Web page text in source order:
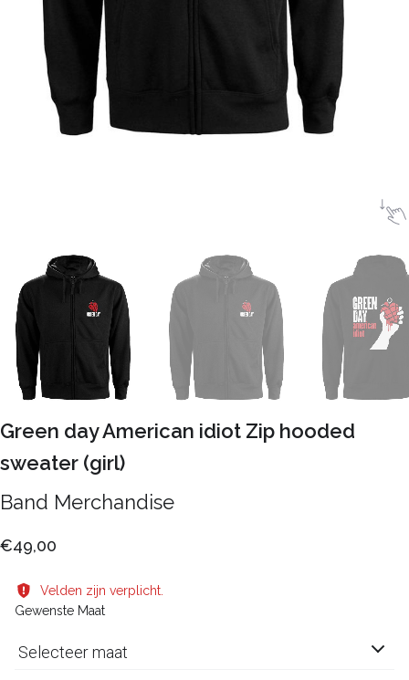
Green day American idiot Zip hooded
sweater (girl)
Band Merchandise
€49,00
Velden zijn verplicht.
Gewenste Maat
Selecteer maat